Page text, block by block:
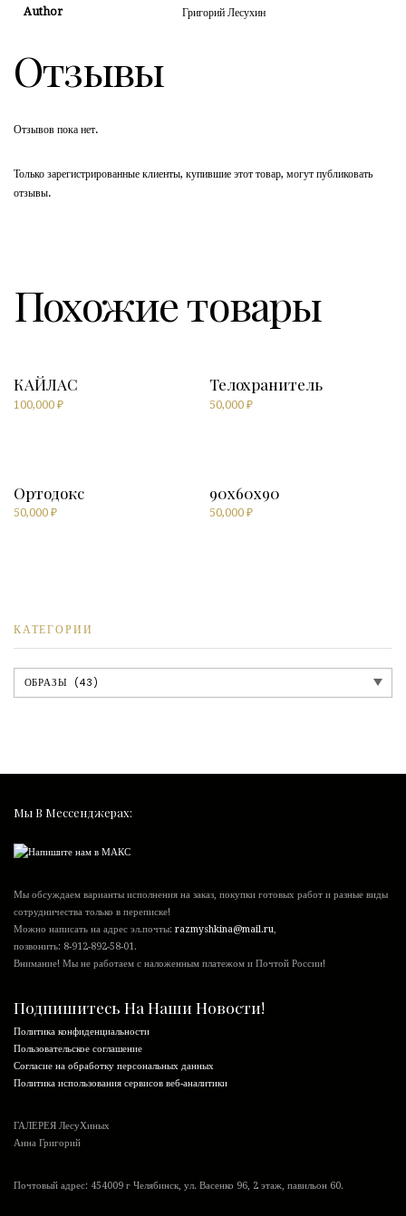
Author Григорий Лесухин
Отзывы
Отзывов пока нет.
Только зарегистрированные клиенты, купившие этот товар, могут публиковать
отзывы.
Похожие товары
КАЙЛАС
100,000 ₽
Телохранитель
50,000 ₽
Ортодокс
50,000 ₽
90х60х90
50,000 ₽
КАТЕГОРИИ
Мы В Мессенджерах:
Мы обсуждаем варианты исполнения на заказ, покупки готовых работ и разные виды
сотрудничества только в переписке!
Можно написать на адрес эл.почты: razmyshkina@mail.ru,
позвонить: 8-912-892-58-01.
Внимание! Мы не работаем с наложенным платежом и Почтой России!
Подпишитесь На Наши Новости!
Политика конфиденциальности
Пользовательское соглашение
Согласие на обработку персональных данных
Политика использования сервисов веб-аналитики
ГАЛЕРЕЯ ЛесуХиных
Анна Григорий
Почтовый адрес: 454009 г Челябинск, ул. Васенко 96, 2 этаж, павильон 60.